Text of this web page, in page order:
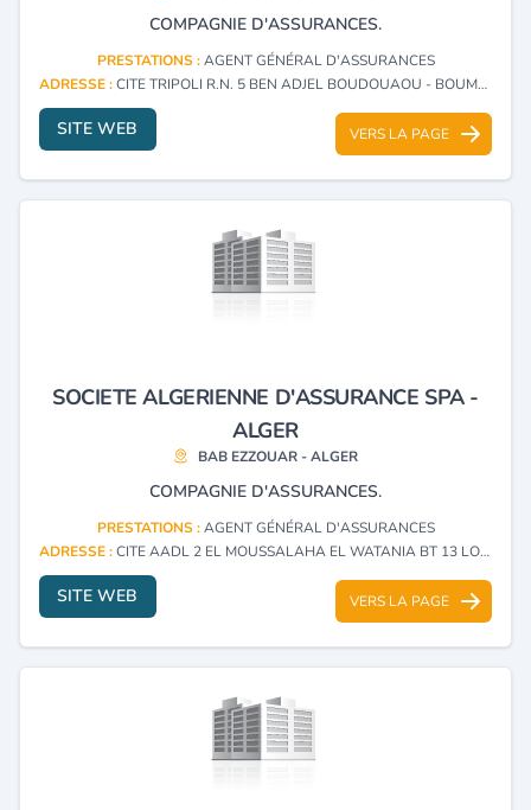
COMPAGNIE D'ASSURANCES.
PRESTATIONS :AGENT GÉNÉRAL D'ASSURANCES
ADRESSE :CITE TRIPOLI R.N. 5 BEN ADJEL BOUDOUAOU - BOUMERDES
SITE WEB VERS LA PAGE
SOCIETE ALGERIENNE D'ASSURANCE SPA -
ALGER
BAB EZZOUAR - ALGER
COMPAGNIE D'ASSURANCES.
PRESTATIONS :AGENT GÉNÉRAL D'ASSURANCES
ADRESSE :CITE AADL 2 EL MOUSSALAHA EL WATANIA BT 13 LOCAL C2 C3 BAB EZZOUAR - ALGER
SITE WEB VERS LA PAGE